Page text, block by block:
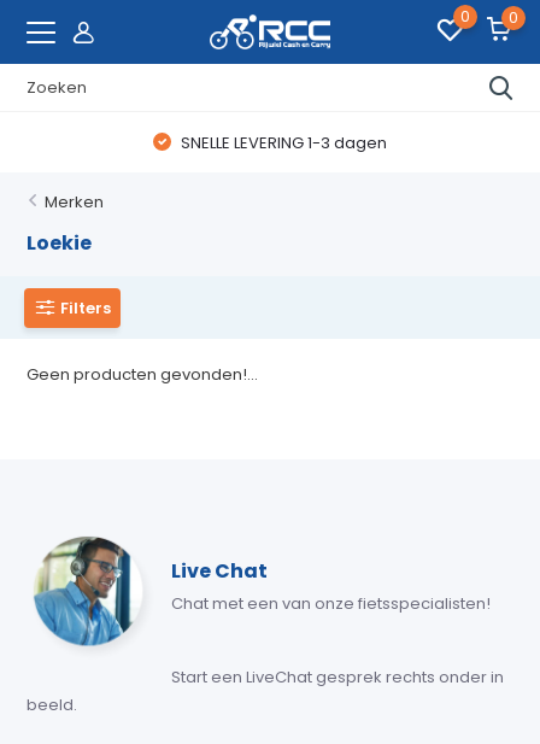
0 0
SNELLE LEVERING 1-3 dagen
Merken
Loekie
Filters
Geen producten gevonden!...
Live Chat
Chat met een van onze fietsspecialisten!
Start een LiveChat gesprek rechts onder in
beeld.